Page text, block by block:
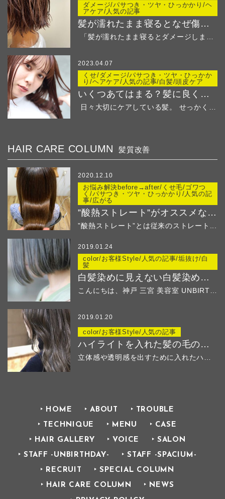
ダメージ/パサつき・ツヤ・ひっかかり/ヘ
アケア/人気の記事
髪が濡れたまま寝るとなぜ傷む？
2023.04.07
くせ/ダメージ/パサつき・ツヤ・ひっかか
り/ヘアケア/人気の記事/白髪/頭皮ケア
いくつあてはまる？髪に良くないことリストでチェック
日々大切にケアしている髪。 せっかくの綺麗な髪...
HAIR CARE COLUMN 髪質改善
2020.12.10
お悩み解決before→after/くせ毛/ゴワつ
く/パサつき・ツヤ・ひっかかり/人気の記
事/広がる
”酸熱ストレート”がオススメなのはこんな方！
”酸熱ストレート”とは従来のストレート...
2019.01.24
color/お客様Style/人気の記事/垢抜け/白
髪
白髪染めに見えない白髪染め ２
2019.01.20
color/お客様Style/人気の記事
ハイライトを入れた髪の毛のその後
HOME ABOUT TROUBLE
TECHNIQUE MENU CASE
HAIR GALLERY VOICE SALON
STAFF -UNBIRTHDAY- STAFF -SPACIUM-
RECRUIT SPECIAL COLUMN
HAIR CARE COLUMN NEWS